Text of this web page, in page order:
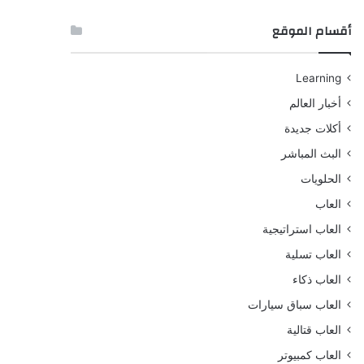
أقسام الموقع
Learning
أخبار العالم
أكلات جديدة
البث المباشر
الحلويات
العاب
العاب استراتيجية
العاب تسلية
العاب ذكاء
العاب سباق سيارات
العاب قتالية
العاب كمبيوتر